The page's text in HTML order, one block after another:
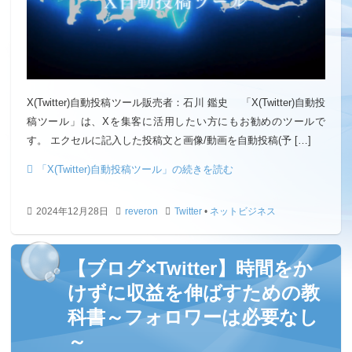
X(Twitter)自動投稿ツール販売者：石川 鑑史 「X(Twitter)自動投
稿ツール」は、Xを集客に活用したい方にもお勧めのツールで
す。 エクセルに記入した投稿文と画像/動画を自動投稿(予 […]
「X(Twitter)自動投稿ツール」の続きを読む
2024年12月28日 reveron Twitter • ネットビジネス
【ブログ×Twitter】時間をか
けずに収益を伸ばすための教
科書～フォロワーは必要なし
～